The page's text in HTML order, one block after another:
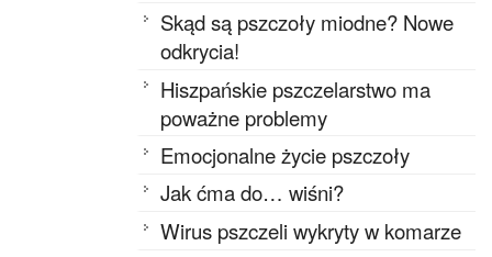
Skąd są pszczoły miodne? Nowe
odkrycia!
Hiszpańskie pszczelarstwo ma
poważne problemy
Emocjonalne życie pszczoły
Jak ćma do… wiśni?
Wirus pszczeli wykryty w komarze